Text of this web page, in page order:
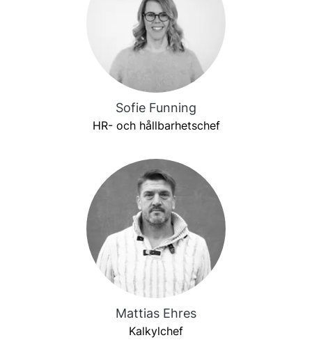
Sofie Funning
HR- och hållbarhetschef
Mattias Ehres
Kalkylchef